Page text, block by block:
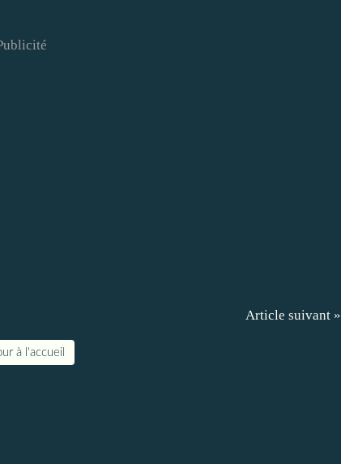
Article suivant »
à l'accueil